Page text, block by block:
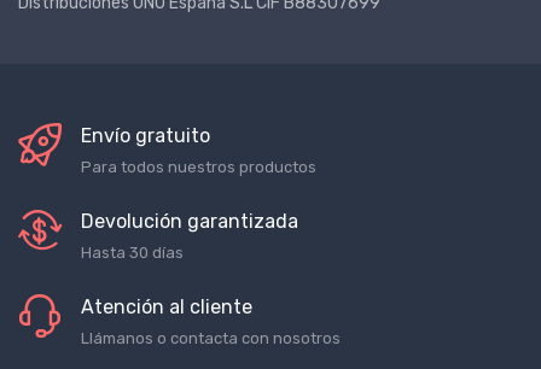
Distribuciones UNU España S.L CIF B88307699
Envío gratuito
Para todos nuestros productos
Devolución garantizada
Hasta 30 días
Atención al cliente
Llámanos o contacta con nosotros